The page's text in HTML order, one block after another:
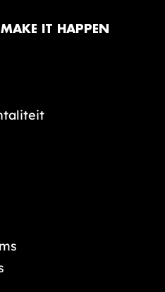
IT HAPPEN